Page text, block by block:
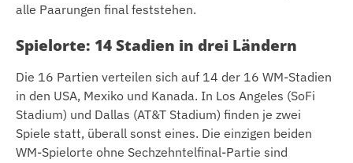
alle Paarungen final feststehen.
Spielorte: 14 Stadien in drei Ländern
Die 16 Partien verteilen sich auf 14 der 16 WM-Stadien
in den USA, Mexiko und Kanada. In Los Angeles (SoFi
Stadium) und Dallas (AT&T Stadium) finden je zwei
Spiele statt, überall sonst eines. Die einzigen beiden
WM-Spielorte ohne Sechzehntelfinal-Partie sind